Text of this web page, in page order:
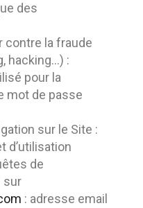
des
contre la fraude
hacking…) :
pour la
mot de passe
sur le Site :
d’utilisation
de
sur
: adresse email